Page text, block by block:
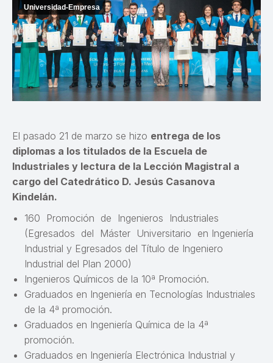
Universidad-Empresa
El pasado 21 de marzo se hizo entrega de los
diplomas a los titulados de la Escuela de
Industriales y lectura de la Lección Magistral a
cargo del Catedrático D. Jesús Casanova
Kindelán.
160 Promoción de Ingenieros Industriales
(Egresados del Máster Universitario en Ingeniería
Industrial y Egresados del Título de Ingeniero
Industrial del Plan 2000)
Ingenieros Químicos de la 10ª Promoción.
Graduados en Ingeniería en Tecnologías Industriales
de la 4ª promoción.
Graduados en Ingeniería Química de la 4ª
promoción.
Graduados en Ingeniería Electrónica Industrial y